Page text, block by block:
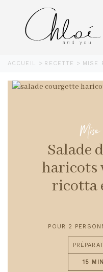
ACCUEIL RECETTE MISE
Salade
haricots
ricotta
POUR 2
15